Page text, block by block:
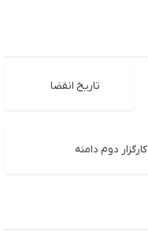
تاریخ انقضا
کارگزار دوم دامنه